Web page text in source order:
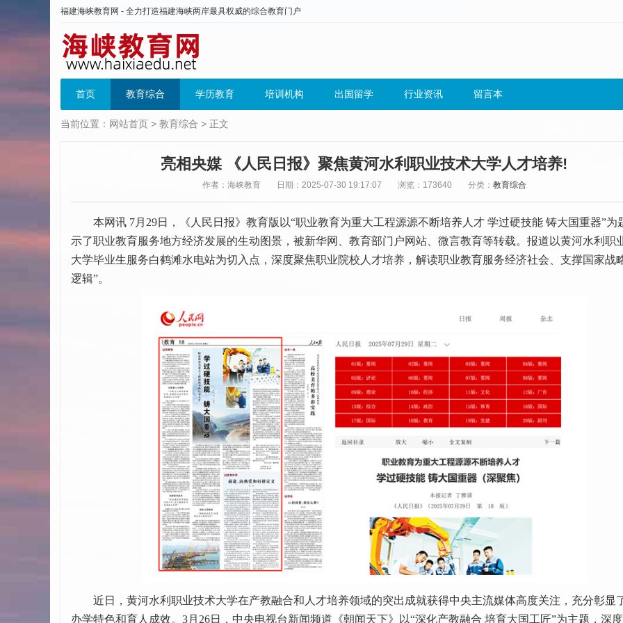
福建海峡教育网 - 全力打造福建海峡两岸最具权威的综合教育门户
首页 教育综合 学历教育 培训机构 出国留学 行业资讯 留言本
当前位置： 网站首页 > 教育综合 > 正文
亮相央媒 《人民日报》聚焦黄河水利职业技术大学人才培养!
作者：海峡教育 日期：2025-07-30 19:17:07 浏览：173640 分类： 教育综合
本网讯 7月29日，《人民日报》教育版以“职业教育为重大工程源源不断培养人才 学过硬技能 铸大国重器”为
示了职业教育服务地方经济发展的生动图景，被新华网、教育部门户网站、微言教育等转载。报道以黄河水利职
大学毕业生服务白鹤滩水电站为切入点，深度聚焦职业院校人才培养，解读职业教育服务经济社会、支撑国家战
逻辑”。
近日，黄河水利职业技术大学在产教融合和人才培养领域的突出成就获得中央主流媒体高度关注，充分彰显
办学特色和育人成效。3月26日，中央电视台新闻频道《朝闻天下》以“深化产教融合 培育大国工匠”为主题，深